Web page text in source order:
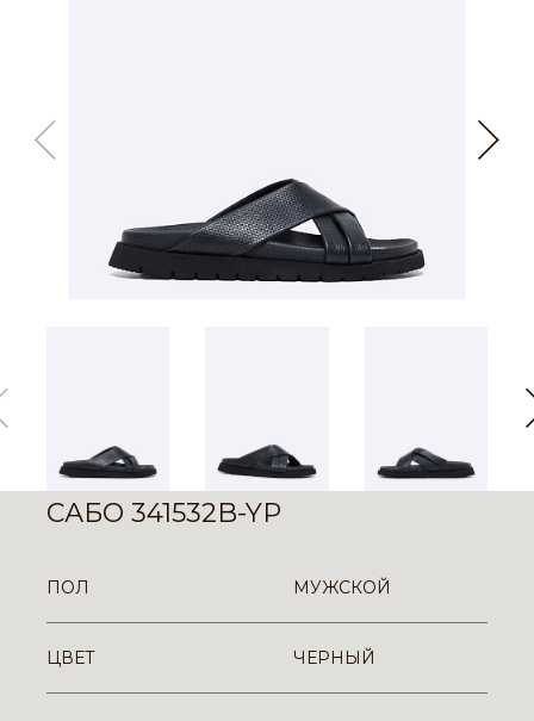
САБО 341532B-YP
ПОЛ МУЖСКОЙ
ЦВЕТ ЧЕРНЫЙ